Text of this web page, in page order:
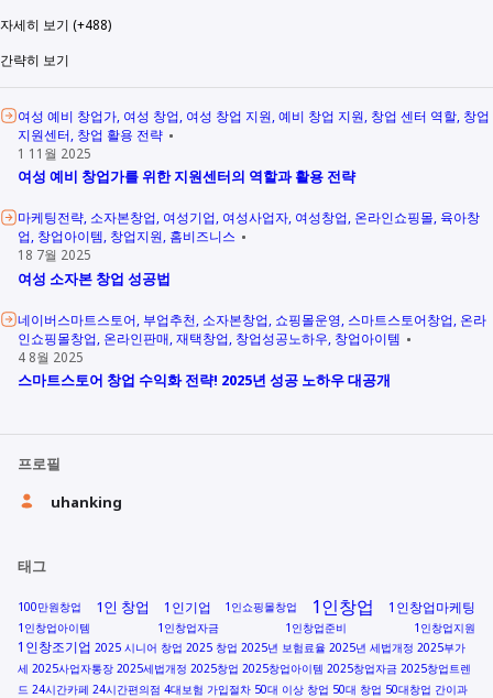
자세히 보기 (+488)
간략히 보기
여성 예비 창업가 여성 창업 여성 창업 지원 예비 창업 지원 창업 센터 역할 창업
지원센터 창업 활용 전략
1 11월 2025
여성 예비 창업가를 위한 지원센터의 역할과 활용 전략
마케팅전략 소자본창업 여성기업 여성사업자 여성창업 온라인쇼핑몰 육아창
업 창업아이템 창업지원 홈비즈니스
18 7월 2025
여성 소자본 창업 성공법
네이버스마트스토어 부업추천 소자본창업 쇼핑몰운영 스마트스토어창업 온라
인쇼핑몰창업 온라인판매 재택창업 창업성공노하우 창업아이템
4 8월 2025
스마트스토어 창업 수익화 전략! 2025년 성공 노하우 대공개
프로필
uhanking
태그
100만원창업 1인 창업 1인기업 1인쇼핑몰창업 1인창업 1인창업마케팅
1인창업아이템 1인창업자금 1인창업준비 1인창업지원
1인창조기업 2025 시니어 창업 2025 창업 2025년 보험료율 2025년 세법개정 2025부가
세 2025사업자통장 2025세법개정 2025창업 2025창업아이템 2025창업자금 2025창업트렌
드 24시간카페 24시간편의점 4대보험 가입절차 50대 이상 창업 50대 창업 50대창업 간이과